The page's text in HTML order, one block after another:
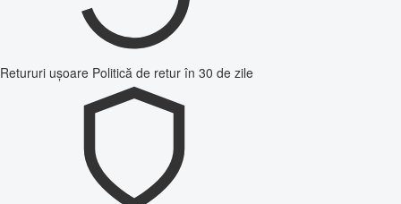
Retururi ușoare Politică de retur în 30 de zile